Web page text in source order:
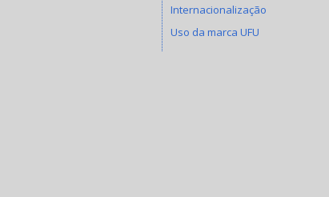
Internacionalização
Uso da marca UFU